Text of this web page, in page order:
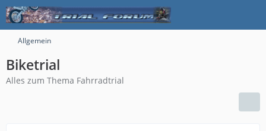
Allgemein
Biketrial
Alles zum Thema Fahrradtrial